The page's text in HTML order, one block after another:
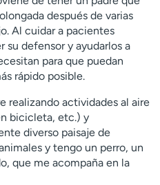
después de varias
Al cuidar a pacientes
su defensor y ayudarlos a
para que puedan
rápido posible.
realizando actividades al aire
bicicleta, etc.) y
diverso paisaje de
y tengo un perro, un
que me acompaña en la